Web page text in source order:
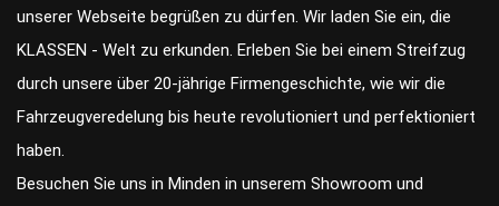
unserer Webseite begrüßen zu dürfen. Wir laden Sie ein, die
KLASSEN - Welt zu erkunden. Erleben Sie bei einem Streifzug
durch unsere über 20-jährige Firmengeschichte, wie wir die
Fahrzeugveredelung bis heute revolutioniert und perfektioniert
haben.
Besuchen Sie uns in Minden in unserem Showroom und